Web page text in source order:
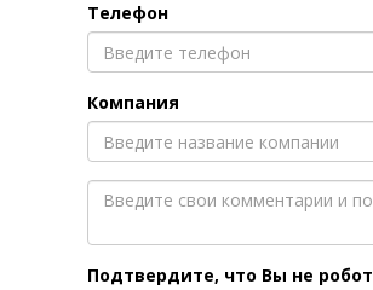
Телефон
Компания
Подтвердите, что Вы не робот